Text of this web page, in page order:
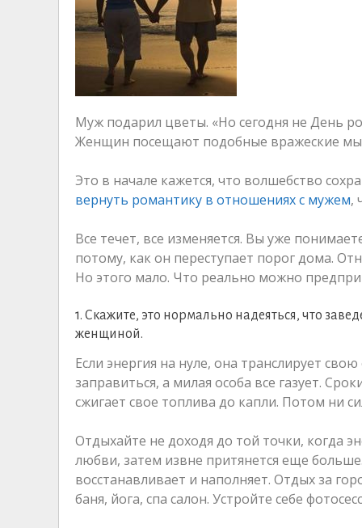
Муж подарил цветы. «Но сегодня не День
Женщин посещают подобные вражеские
Это в начале кажется, что волшебство
вернуть романтику в отношениях с мужем,
Все течет, все изменяется. Вы уже
потому, как он переступает порог дома.
Но этого мало. Что реально можно
1. Скажите, это нормально надеяться, что
женщиной.
Если энергия на нуле, она транслирует
заправиться, а милая особа все газует.
сжигает свое топлива до капли. Потом ни
Отдыхайте не доходя до той точки, когда
любви, затем извне притянется еще
восстанавливает и наполняет. Отдых за
баня, йога, спа салон. Устройте себе